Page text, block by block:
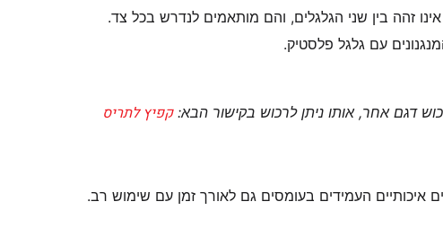
זהה בין שני הגלגלים, והם מותאמים לנדרש בכל צד.
עם גלגל פלסטיק.
דגם אחר, אותו ניתן לרכוש בקישור הבא:קפיץ לתריס
איכותיים העמידים בעומסים גם לאורך זמן עם שימוש רב.